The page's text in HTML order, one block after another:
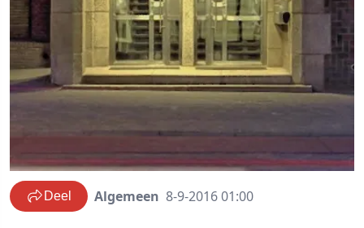
Deel Algemeen 8-9-2016 01:00